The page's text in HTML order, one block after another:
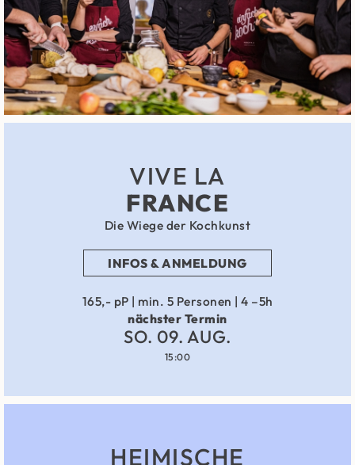
VIVE LA
FRANCE
Die Wiege der Kochkunst
INFOS & ANMELDUNG
165,- pP | min. 5 Personen | 4 –5h
nächster Termin
SO. 09. AUG.
15:00
HEIMISCHE